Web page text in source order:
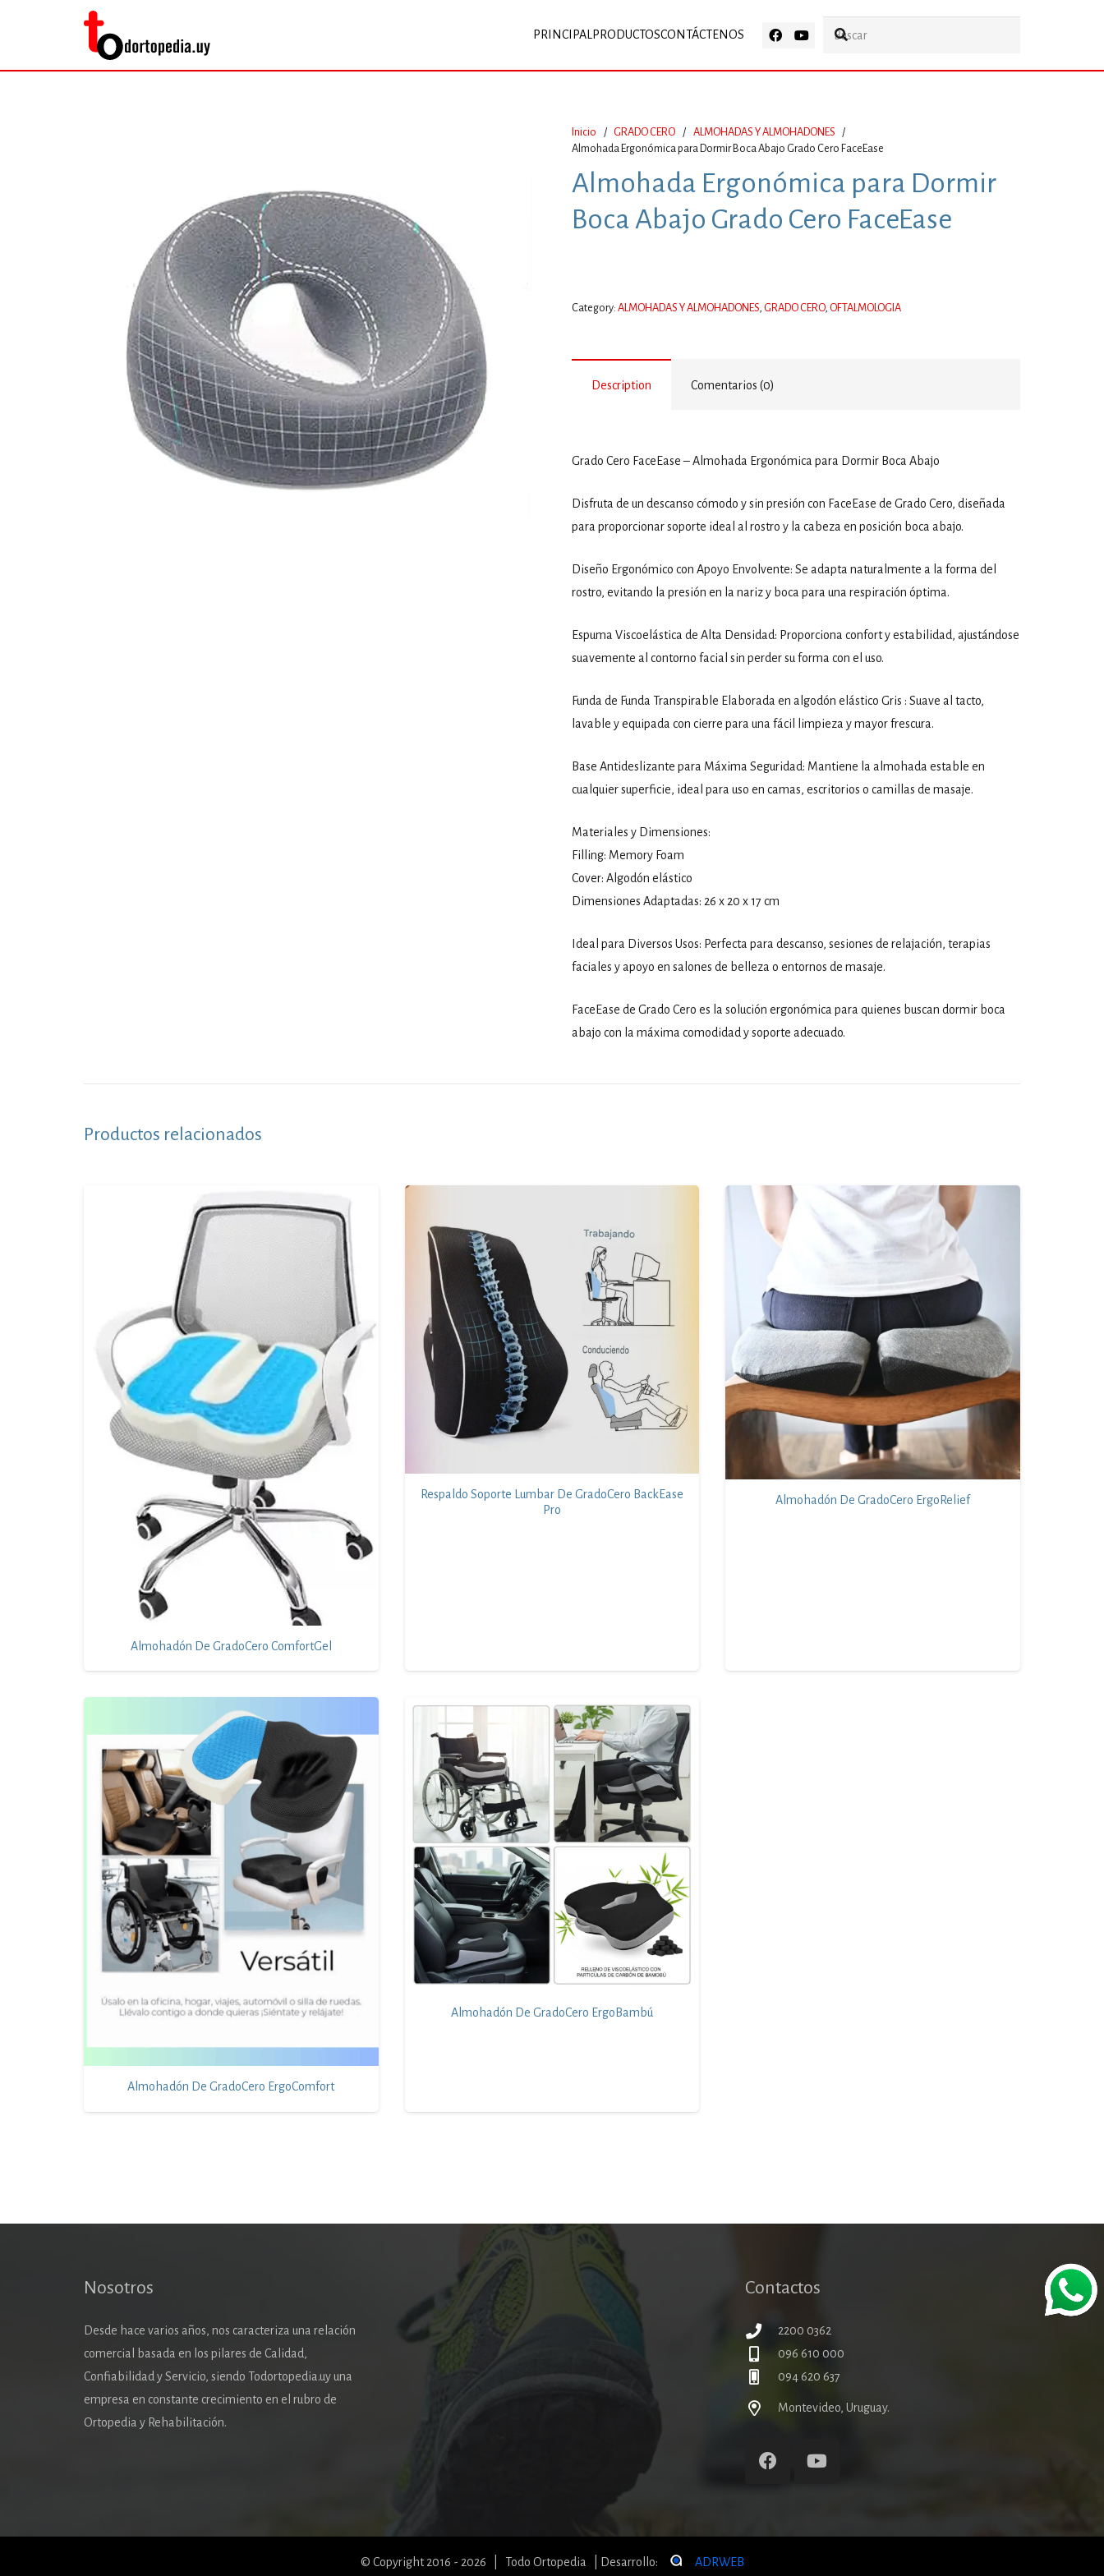
PRINCIPAL PRODUCTOSCONTÁCTENOS
Inicio / GRADO CERO / ALMOHADAS Y ALMOHADONES
/
Almohada Ergonómica para Dormir Boca Abajo Grado Cero FaceEase
Almohada Ergonómica para Dormir
Boca Abajo Grado Cero FaceEase
Category: ALMOHADAS Y ALMOHADONES, GRADO CERO, OFTALMOLOGIA
Description Comentarios (0)
Grado Cero FaceEase – Almohada Ergonómica para Dormir Boca Abajo
Disfruta de un descanso cómodo y sin presión con FaceEase de Grado Cero, diseñada
para proporcionar soporte ideal al rostro y la cabeza en posición boca abajo.
Diseño Ergonómico con Apoyo Envolvente: Se adapta naturalmente a la forma del
rostro, evitando la presión en la nariz y boca para una respiración óptima.
Espuma Viscoelástica de Alta Densidad: Proporciona confort y estabilidad, ajustándose
suavemente al contorno facial sin perder su forma con el uso.
Funda de Funda Transpirable Elaborada en algodón elástico Gris : Suave al tacto,
lavable y equipada con cierre para una fácil limpieza y mayor frescura.
Base Antideslizante para Máxima Seguridad: Mantiene la almohada estable en
cualquier superficie, ideal para uso en camas, escritorios o camillas de masaje.
Materiales y Dimensiones:
Filling: Memory Foam
Cover: Algodón elástico
Dimensiones Adaptadas: 26 x 20 x 17 cm
Ideal para Diversos Usos: Perfecta para descanso, sesiones de relajación, terapias
faciales y apoyo en salones de belleza o entornos de masaje.
FaceEase de Grado Cero es la solución ergonómica para quienes buscan dormir boca
abajo con la máxima comodidad y soporte adecuado.
Productos relacionados
Almohadón De GradoCero ComfortGel
Respaldo Soporte Lumbar De GradoCero BackEase
Pro
Almohadón De GradoCero ErgoRelief
Almohadón De GradoCero ErgoComfort
Almohadón De GradoCero ErgoBambú
Nosotros
Desde hace varios años, nos caracteriza una relación
comercial basada en los pilares de Calidad,
Confiabilidad y Servicio, siendo Todortopedia.uy una
empresa en constante crecimiento en el rubro de
Ortopedia y Rehabilitación.
Contactos
2200 0362
096 610 000
094 620 637
Montevideo, Uruguay.
© Copyright 2016 - 2026 | Todo Ortopedia | Desarrollo: ADRWEB